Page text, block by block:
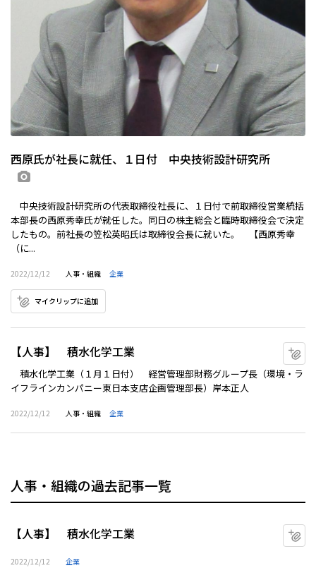
西原氏が社長に就任、１日付 中央技術設計研究所
中央技術設計研究所の代表取締役社長に、１日付で前取締役営業統括
本部長の西原秀幸氏が就任した。同日の株主総会と臨時取締役会で決定
したもの。前社長の笠松英昭氏は取締役会長に就いた。 【西原秀幸
（に...
2022/12/12 人事・組織 企業
マイクリップに追加
【人事】 積水化学工業
積水化学工業（１月１日付） 経営管理部財務グループ長（環境・ラ
イフラインカンパニー東日本支店企画管理部長）岸本正人
2022/12/12 人事・組織 企業
人事・組織の過去記事一覧
【人事】 積水化学工業
2022/12/12 企業